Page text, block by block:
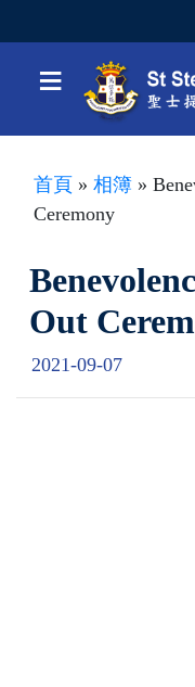
≡
首頁 » 相簿 »
Ceremony
Out
2021-09-07